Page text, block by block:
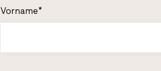
Vorname*